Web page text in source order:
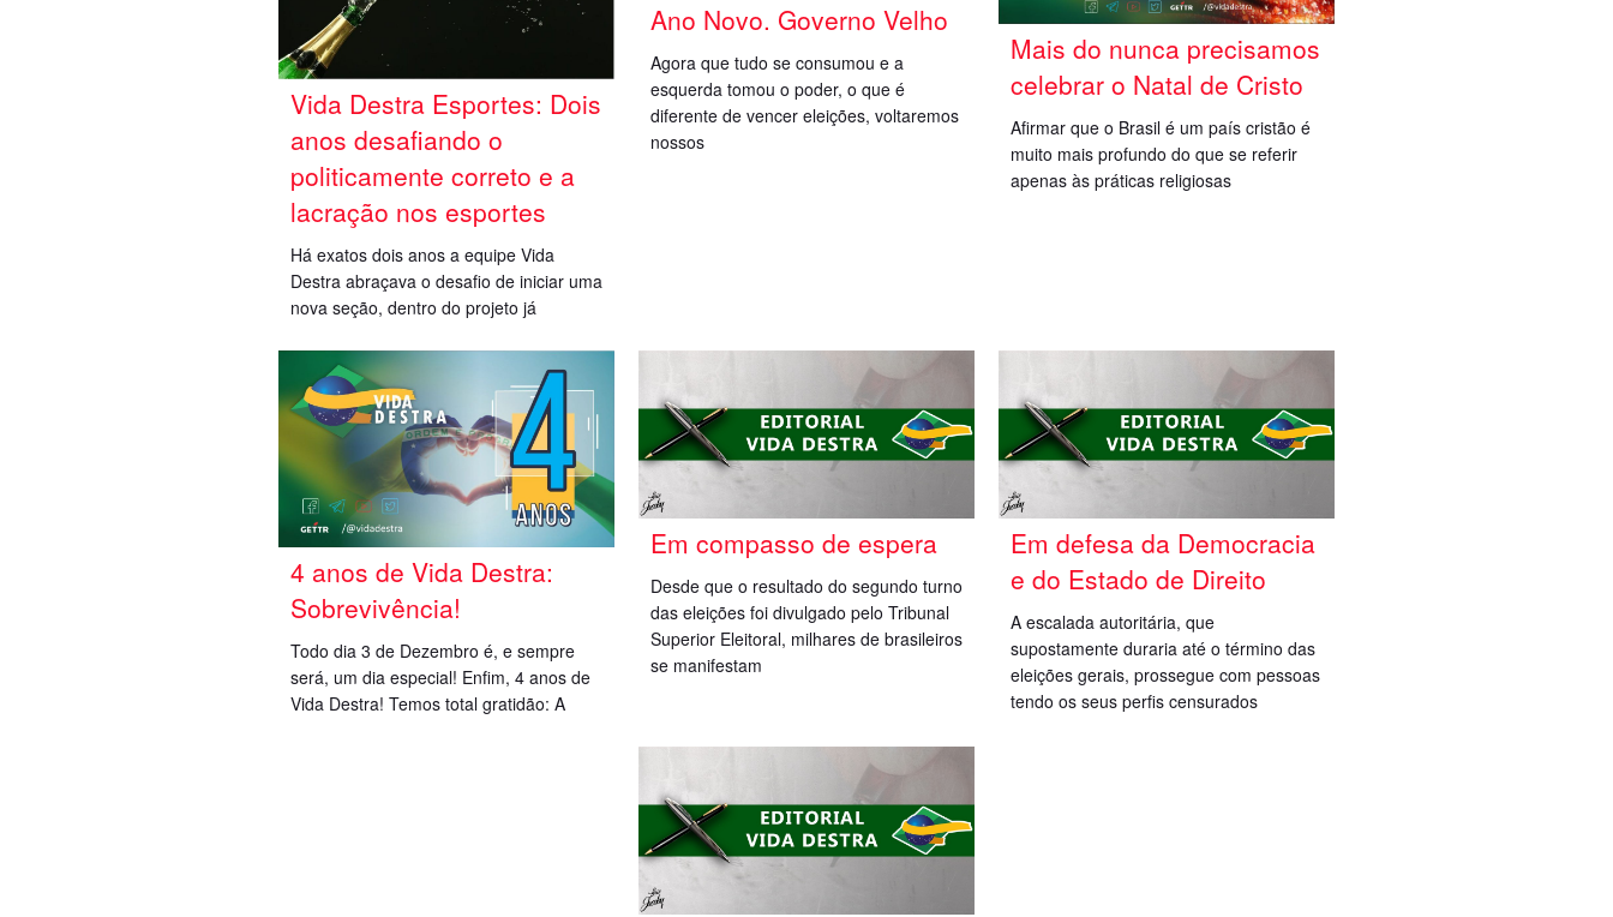
Vida Destra Esportes: Dois
anos desafiando o
politicamente correto e a
lacração nos esportes
Há exatos dois anos a equipe Vida
Destra abraçava o desafio de iniciar uma
nova seção, dentro do projeto já
Ano Novo. Governo Velho
Agora que tudo se consumou e a
esquerda tomou o poder, o que é
diferente de vencer eleições, voltaremos
nossos
Mais do nunca precisamos
celebrar o Natal de Cristo
Afirmar que o Brasil é um país cristão é
muito mais profundo do que se referir
apenas às práticas religiosas
4 anos de Vida Destra:
Sobrevivência!
Todo dia 3 de Dezembro é, e sempre
será, um dia especial! Enfim, 4 anos de
Vida Destra! Temos total gratidão: A
Em compasso de espera
Desde que o resultado do segundo turno
das eleições foi divulgado pelo Tribunal
Superior Eleitoral, milhares de brasileiros
se manifestam
Em defesa da Democracia
e do Estado de Direito
A escalada autoritária, que
supostamente duraria até o término das
eleições gerais, prossegue com pessoas
tendo os seus perfis censurados